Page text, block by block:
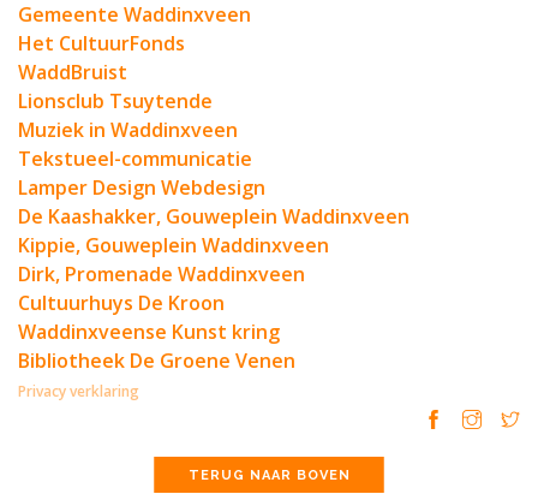
Gemeente Waddinxveen
Het CultuurFonds
WaddBruist
Lionsclub Tsuytende
Muziek in Waddinxveen
Tekstueel-communicatie
Lamper Design Webdesign
De Kaashakker, Gouweplein Waddinxveen
Kippie, Gouweplein Waddinxveen
Dirk, Promenade Waddinxveen
Cultuurhuys De Kroon
Waddinxveense Kunst kring
Bibliotheek De Groene Venen
Privacy verklaring
TERUG NAAR BOVEN